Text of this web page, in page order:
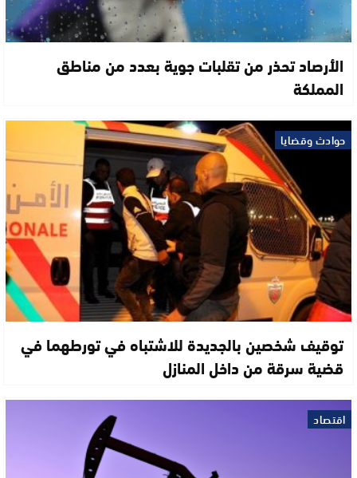
الأرصاد تحذر من تقلبات جوية بعدد من مناطق
المملكة
حوادث وقضايا
توقيف شخصين بالجديدة للاشتباه في تورطهما في
قضية سرقة من داخل المنازل
اقتصاد